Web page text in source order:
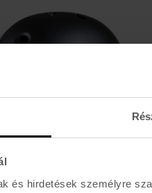
és hirdetések személyre